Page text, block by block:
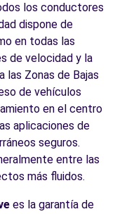
los conductores
dispone de
en todas las
de velocidad y la
las Zonas de Bajas
de vehículos
en el centro
aplicaciones de
seguros.
entre las
más fluidos.
es la garantía de